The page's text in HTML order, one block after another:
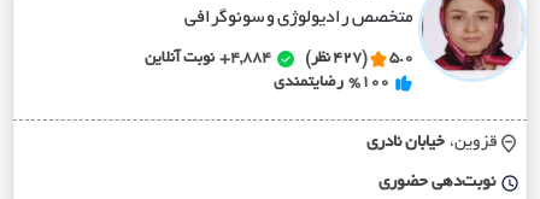
متخصص رادیولوژی و سونوگرافی
5.0 (427 نظر) 4,884+
نوبت آنلاین
%100 رضایتمندی
قزوین، خيابان نادري
نوبت‌دهی حضوری